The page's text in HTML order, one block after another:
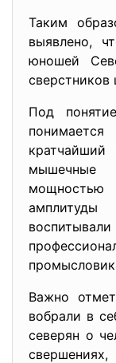
Таким
выявлено,
юношей
сверстников
Под
кратчайший
мощностью
Важно
вобрали в
северян о